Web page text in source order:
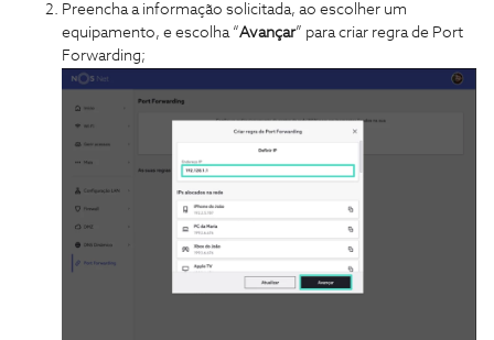
Preencha a informação solicitada, ao escolher um
equipamento, e escolha “Avançar” para criar regra de Port
Forwarding;